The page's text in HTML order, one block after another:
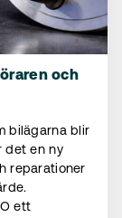
och
bilägarna blir
det en ny
reparationer
ett